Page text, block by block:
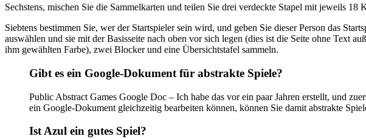
Sechstens, mischen Sie die Sammelkarten und teilen Sie drei verdeckte Stapel mit jeweils
Siebtens bestimmen Sie, wer der Startspieler sein wird, und geben Sie dieser Person das
auswählen und sie mit der Basisseite nach oben vor sich legen (dies ist die Seite ohne Text
ihm gewählten Farbe), zwei Blocker und eine Übersichtstafel sammeln.
Gibt es ein Google-Dokument für abstrakte Spiele?
Public Abstract Games Google Doc – Ich habe das vor ein paar Jahren erstellt, und
ein Google-Dokument gleichzeitig bearbeiten können, können Sie damit abstrakte
Ist Azul ein gutes Spiel?